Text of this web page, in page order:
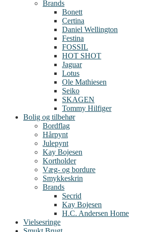
Brands
Bonett
Certina
Daniel Wellington
Festina
FOSSIL
HOT SHOT
Jaguar
Lotus
Ole Mathiesen
Seiko
SKAGEN
Tommy Hilfiger
Bolig og tilbehør
Bordflag
Hårpynt
Julepynt
Kay Bojesen
Kortholder
Væg- og bordure
Smykkeskrin
Brands
Secrid
Kay Bojesen
H.C. Andersen Home
Vielsesringe